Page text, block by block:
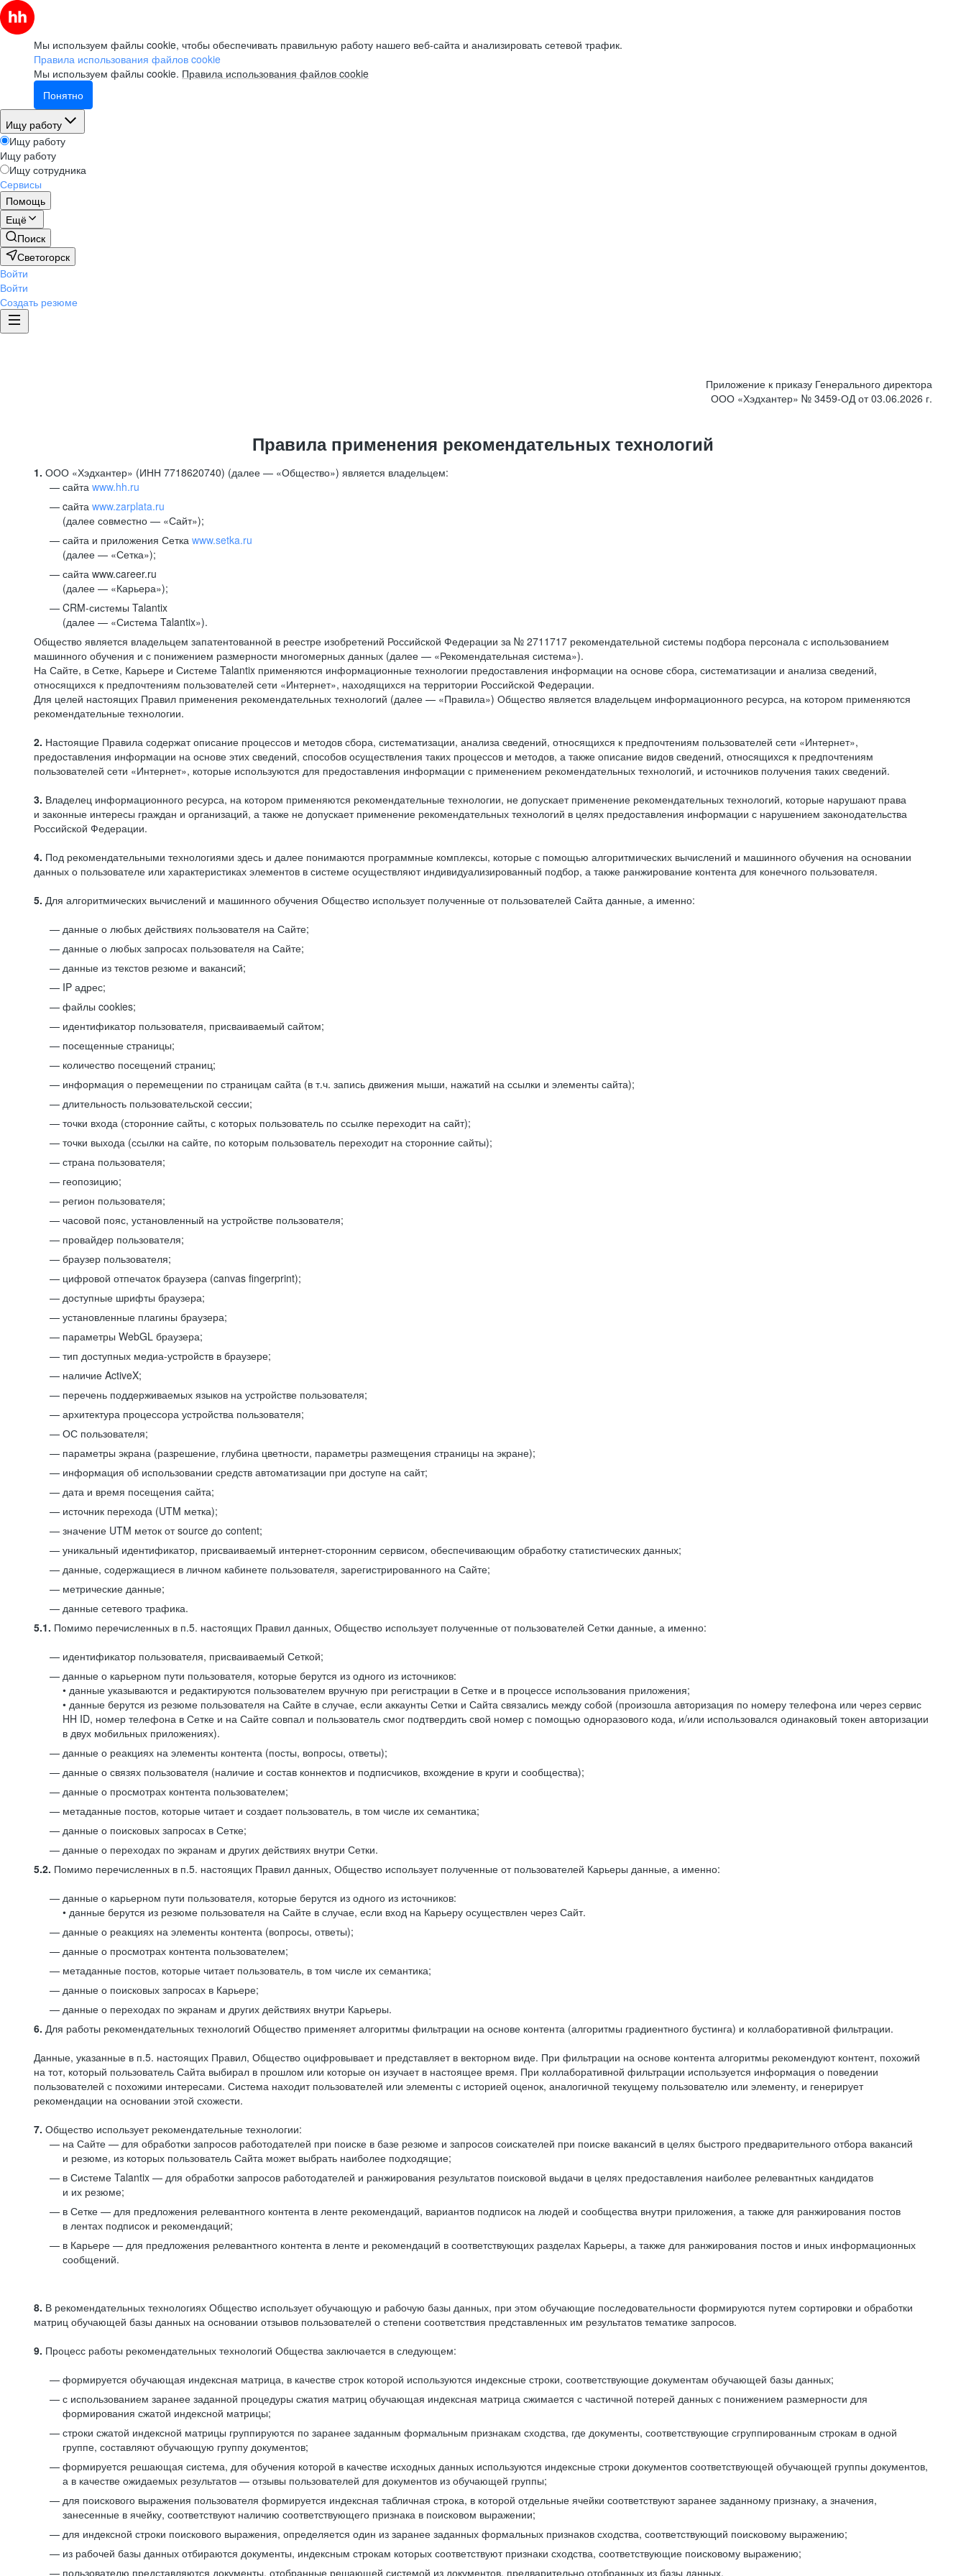
Мы используем файлы cookie, чтобы обеспечивать правильную работу нашего веб-сайта и анализировать сетевой трафик.
Правила использования файлов cookie
Мы используем файлы cookie. Правила использования файлов cookie
Понятно
Ищу работу
Ищу работу
Ищу работу
Ищу сотрудника
Сервисы
Помощь
Ещё
Поиск
Светогорск
Войти
Войти
Создать резюме
Приложение к приказу Генерального директора
ООО «Хэдхантер» № 3459-ОД от 03.06.2026 г.
Правила применения рекомендательных технологий
1. ООО «Хэдхантер» (ИНН 7718620740) (далее — «Общество») является владельцем:
сайта www.hh.ru
cайта www.zarplata.ru
(далее совместно — «Сайт»);
сайта и приложения Сетка www.setka.ru
(далее — «Сетка»);
сайта www.career.ru
(далее — «Карьера»);
CRM-системы Talantix
(далее — «Система Talantix»).
Общество является владельцем запатентованной в реестре изобретений Российской Федерации за № 2711717 рекомендательной системы подбора персонала с использованием
машинного обучения и с понижением размерности многомерных данных (далее — «Рекомендательная система»).
На Сайте, в Сетке, Карьере и Системе Talantix применяются информационные технологии предоставления информации на основе сбора, систематизации и анализа сведений,
относящихся к предпочтениям пользователей сети «Интернет», находящихся на территории Российской Федерации.
Для целей настоящих Правил применения рекомендательных технологий (далее — «Правила») Общество является владельцем информационного ресурса, на котором применяются
рекомендательные технологии.
2. Настоящие Правила содержат описание процессов и методов сбора, систематизации, анализа сведений, относящихся к предпочтениям пользователей сети «Интернет»,
предоставления информации на основе этих сведений, способов осуществления таких процессов и методов, а также описание видов сведений, относящихся к предпочтениям
пользователей сети «Интернет», которые используются для предоставления информации с применением рекомендательных технологий, и источников получения таких сведений.
3. Владелец информационного ресурса, на котором применяются рекомендательные технологии, не допускает применение рекомендательных технологий, которые нарушают права
и законные интересы граждан и организаций, а также не допускает применение рекомендательных технологий в целях предоставления информации с нарушением законодательства
Российской Федерации.
4. Под рекомендательными технологиями здесь и далее понимаются программные комплексы, которые с помощью алгоритмических вычислений и машинного обучения на основании
данных о пользователе или характеристиках элементов в системе осуществляют индивидуализированный подбор, а также ранжирование контента для конечного пользователя.
5. Для алгоритмических вычислений и машинного обучения Общество использует полученные от пользователей Сайта данные, а именно:
данные о любых действиях пользователя на Сайте;
данные о любых запросах пользователя на Сайте;
данные из текстов резюме и вакансий;
IP адрес;
файлы cookies;
идентификатор пользователя, присваиваемый сайтом;
посещенные страницы;
количество посещений страниц;
информация о перемещении по страницам сайта (в т.ч. запись движения мыши, нажатий на ссылки и элементы сайта);
длительность пользовательской сессии;
точки входа (сторонние сайты, с которых пользователь по ссылке переходит на сайт);
точки выхода (ссылки на сайте, по которым пользователь переходит на сторонние сайты);
страна пользователя;
геопозицию;
регион пользователя;
часовой пояс, установленный на устройстве пользователя;
провайдер пользователя;
браузер пользователя;
цифровой отпечаток браузера (canvas fingerprint);
доступные шрифты браузера;
установленные плагины браузера;
параметры WebGL браузера;
тип доступных медиа-устройств в браузере;
наличие ActiveX;
перечень поддерживаемых языков на устройстве пользователя;
архитектура процессора устройства пользователя;
ОС пользователя;
параметры экрана (разрешение, глубина цветности, параметры размещения страницы на экране);
информация об использовании средств автоматизации при доступе на сайт;
дата и время посещения сайта;
источник перехода (UTM метка);
значение UTM меток от source до content;
уникальный идентификатор, присваиваемый интернет-сторонним сервисом, обеспечивающим обработку статистических данных;
данные, содержащиеся в личном кабинете пользователя, зарегистрированного на Сайте;
метрические данные;
данные сетевого трафика.
5.1. Помимо перечисленных в п.5. настоящих Правил данных, Общество использует полученные от пользователей Сетки данные, а именно:
идентификатор пользователя, присваиваемый Сеткой;
данные о карьерном пути пользователя, которые берутся из одного из источников:
• данные указываются и редактируются пользователем вручную при регистрации в Сетке и в процессе использования приложения;
• данные берутся из резюме пользователя на Сайте в случае, если аккаунты Сетки и Сайта связались между собой (произошла авторизация по номеру телефона или через сервис
HH ID, номер телефона в Сетке и на Сайте совпал и пользователь смог подтвердить свой номер с помощью одноразового кода, и/или использовался одинаковый токен авторизации
в двух мобильных приложениях).
данные о реакциях на элементы контента (посты, вопросы, ответы);
данные о связях пользователя (наличие и состав коннектов и подписчиков, вхождение в круги и сообщества);
данные о просмотрах контента пользователем;
метаданные постов, которые читает и создает пользователь, в том числе их семантика;
данные о поисковых запросах в Сетке;
данные о переходах по экранам и других действиях внутри Сетки.
5.2. Помимо перечисленных в п.5. настоящих Правил данных, Общество использует полученные от пользователей Карьеры данные, а именно:
данные о карьерном пути пользователя, которые берутся из одного из источников:
• данные берутся из резюме пользователя на Сайте в случае, если вход на Карьеру осуществлен через Сайт.
данные о реакциях на элементы контента (вопросы, ответы);
данные о просмотрах контента пользователем;
метаданные постов, которые читает пользователь, в том числе их семантика;
данные о поисковых запросах в Карьере;
данные о переходах по экранам и других действиях внутри Карьеры.
6. Для работы рекомендательных технологий Общество применяет алгоритмы фильтрации на основе контента (алгоритмы градиентного бустинга) и коллаборативной фильтрации.
Данные, указанные в п.5. настоящих Правил, Общество оцифровывает и представляет в векторном виде. При фильтрации на основе контента алгоритмы рекомендуют контент, похожий
на тот, который пользователь Сайта выбирал в прошлом или которые он изучает в настоящее время. При коллаборативной фильтрации используется информация о поведении
пользователей с похожими интересами. Система находит пользователей или элементы с историей оценок, аналогичной текущему пользователю или элементу, и генерирует
рекомендации на основании этой схожести.
7. Общество использует рекомендательные технологии:
на Сайте — для обработки запросов работодателей при поиске в базе резюме и запросов соискателей при поиске вакансий в целях быстрого предварительного отбора вакансий
и резюме, из которых пользователь Сайта может выбрать наиболее подходящие;
в Системе Talantix — для обработки запросов работодателей и ранжирования результатов поисковой выдачи в целях предоставления наиболее релевантных кандидатов
и их резюме;
в Сетке — для предложения релевантного контента в ленте рекомендаций, вариантов подписок на людей и сообщества внутри приложения, а также для ранжирования постов
в лентах подписок и рекомендаций;
в Карьере — для предложения релевантного контента в ленте и рекомендаций в соответствующих разделах Карьеры, а также для ранжирования постов и иных информационных
сообщений.
8. В рекомендательных технологиях Общество использует обучающую и рабочую базы данных, при этом обучающие последовательности формируются путем сортировки и обработки
матриц обучающей базы данных на основании отзывов пользователей о степени соответствия представленных им результатов тематике запросов.
9. Процесс работы рекомендательных технологий Общества заключается в следующем:
формируется обучающая индексная матрица, в качестве строк которой используются индексные строки, соответствующие документам обучающей базы данных;
с использованием заранее заданной процедуры сжатия матриц обучающая индексная матрица сжимается с частичной потерей данных с понижением размерности для
формирования сжатой индексной матрицы;
строки сжатой индексной матрицы группируются по заранее заданным формальным признакам сходства, где документы, соответствующие сгруппированным строкам в одной
группе, составляют обучающую группу документов;
формируется решающая система, для обучения которой в качестве исходных данных используются индексные строки документов соответствующей обучающей группы документов,
а в качестве ожидаемых результатов — отзывы пользователей для документов из обучающей группы;
для поискового выражения пользователя формируется индексная табличная строка, в которой отдельные ячейки соответствуют заранее заданному признаку, а значения,
занесенные в ячейку, соответствуют наличию соответствующего признака в поисковом выражении;
для индексной строки поискового выражения, определяется один из заранее заданных формальных признаков сходства, соответствующий поисковому выражению;
из рабочей базы данных отбираются документы, индексным строкам которых соответствуют признаки сходства, соответствующие поисковому выражению;
пользователю представляются документы, отобранные решающей системой из документов, предварительно отобранных из базы данных.